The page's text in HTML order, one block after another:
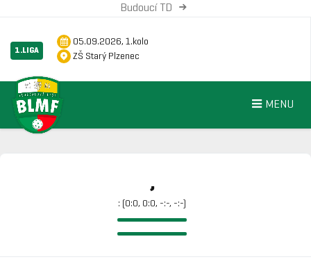
Budoucí TD
1.LIGA
05.09.2026, 1.kolo
ZŠ Starý Plzenec
MENU
,
: (0:0, 0:0, -:-, -:-)